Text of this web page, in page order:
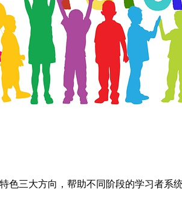
色三大方向，帮助不同阶段的学习者系